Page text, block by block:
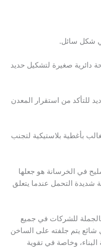
شكل سائل.
دائرية صغيرة لتشكيل حديد
للتأكد من استقرار المعدن
بأغطية بلاستيكية لتجنب
في الخرسانة هو جعلها
شديدة التحمل عندما يتعلق
للشركات في جميع
شائع يتم جلفته على الساخن
وخاصة في تقوية